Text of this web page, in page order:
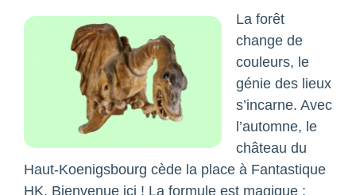
La forêt
change de
couleurs, le
génie des lieux
s’incarne. Avec
l’automne, le
château du
Haut-Koenigsbourg cède la place à Fantastique
HK. Bienvenue ici ! La formule est magique :